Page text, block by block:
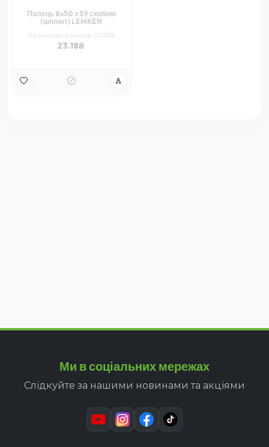
Палець 8x50 з S9 скобою
(шплінт) LEMKEN
Каталоговий номер: 3119305
23.18
Ми в соціальних мережах
Слідкуйте за нашими новинами та акціями